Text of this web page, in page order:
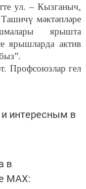
ул. – Кызганыч,
мәктәпләре
ярышта
ярышларда актив
Профсоюзлар гел
интересным в
в
MАХ: